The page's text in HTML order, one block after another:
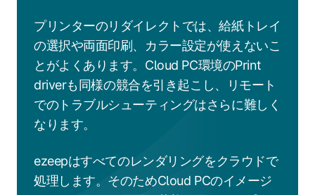
プリンターのリダイレクトでは、給紙トレイ
の選択や両面印刷、カラー設定が使えないこ
とがよくあります。Cloud PC環境のPrint
driverも同様の競合を引き起こし、リモート
でのトラブルシューティングはさらに難しく
なります。
ezeepはすべてのレンダリングをクラウドで
処理します。そのためCloud PCのイメージ